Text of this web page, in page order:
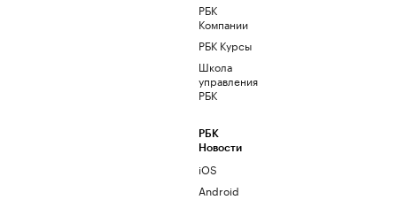
РБК
Компании
РБК Курсы
Школа
управления
РБК
РБК
Новости
iOS
Android